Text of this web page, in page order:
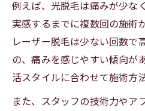
例えば、光脱毛は痛みが少な
実感するまでに複数回の施術
レーザー脱毛は少ない回数で
の、痛みを感じやすい傾向が
活スタイルに合わせて施術方
また、スタッフの技術力やア